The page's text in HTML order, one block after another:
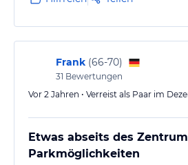
Frank (66-70)
31 Bewertungen
Vor 2 Jahren • Verreist als Paar im
Etwas abseits des
Parkmöglichkeiten